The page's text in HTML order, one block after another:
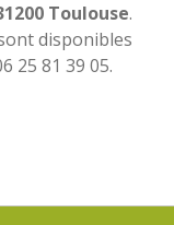
Toulouse.
disponibles
25 81 39 05.